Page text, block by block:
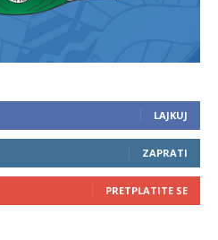
LAJKUJ
ZAPRATI
PRETPLATITE SE